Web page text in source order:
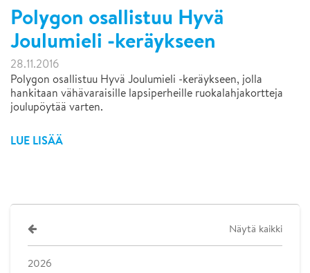
Polygon osallistuu Hyvä
Joulumieli -keräykseen
28.11.2016
Polygon osallistuu Hyvä Joulumieli -keräykseen, jolla
hankitaan vähävaraisille lapsiperheille ruokalahjakortteja
joulupöytää varten.
LUE LISÄÄ
Näytä kaikki
2026